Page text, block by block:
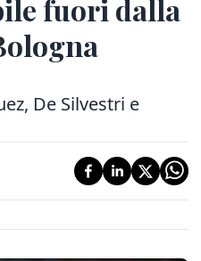
fuori dalla
De Silvestri e